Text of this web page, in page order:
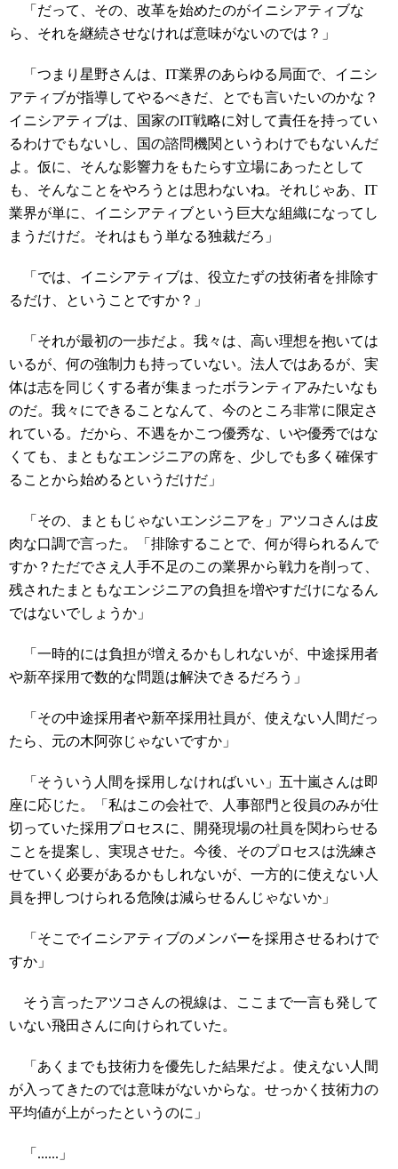
「だって、その、改革を始めたのがイニシアティブな
ら、それを継続させなければ意味がないのでは？」
「つまり星野さんは、IT業界のあらゆる局面で、イニシ
アティブが指導してやるべきだ、とでも言いたいのかな？
イニシアティブは、国家のIT戦略に対して責任を持ってい
るわけでもないし、国の諮問機関というわけでもないんだ
よ。仮に、そんな影響力をもたらす立場にあったとして
も、そんなことをやろうとは思わないね。それじゃあ、IT
業界が単に、イニシアティブという巨大な組織になってし
まうだけだ。それはもう単なる独裁だろ」
「では、イニシアティブは、役立たずの技術者を排除す
るだけ、ということですか？」
「それが最初の一歩だよ。我々は、高い理想を抱いては
いるが、何の強制力も持っていない。法人ではあるが、実
体は志を同じくする者が集まったボランティアみたいなも
のだ。我々にできることなんて、今のところ非常に限定さ
れている。だから、不遇をかこつ優秀な、いや優秀ではな
くても、まともなエンジニアの席を、少しでも多く確保す
ることから始めるというだけだ」
「その、まともじゃないエンジニアを」アツコさんは皮
肉な口調で言った。「排除することで、何が得られるんで
すか？ただでさえ人手不足のこの業界から戦力を削って、
残されたまともなエンジニアの負担を増やすだけになるん
ではないでしょうか」
「一時的には負担が増えるかもしれないが、中途採用者
や新卒採用で数的な問題は解決できるだろう」
「その中途採用者や新卒採用社員が、使えない人間だっ
たら、元の木阿弥じゃないですか」
「そういう人間を採用しなければいい」五十嵐さんは即
座に応じた。「私はこの会社で、人事部門と役員のみが仕
切っていた採用プロセスに、開発現場の社員を関わらせる
ことを提案し、実現させた。今後、そのプロセスは洗練さ
せていく必要があるかもしれないが、一方的に使えない人
員を押しつけられる危険は減らせるんじゃないか」
「そこでイニシアティブのメンバーを採用させるわけで
すか」
そう言ったアツコさんの視線は、ここまで一言も発して
いない飛田さんに向けられていた。
「あくまでも技術力を優先した結果だよ。使えない人間
が入ってきたのでは意味がないからな。せっかく技術力の
平均値が上がったというのに」
「......」